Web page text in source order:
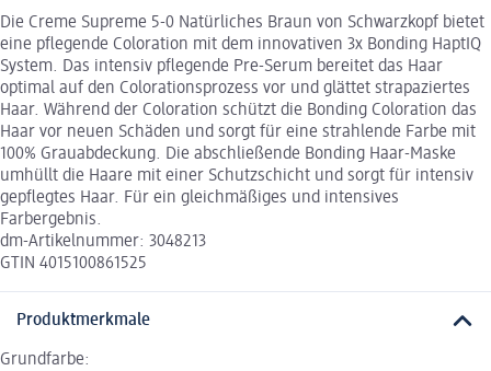
Die Creme Supreme 5-0 Natürliches Braun von Schwarzkopf bietet
eine pflegende Coloration mit dem innovativen 3x Bonding HaptIQ
System. Das intensiv pflegende Pre-Serum bereitet das Haar
optimal auf den Colorationsprozess vor und glättet strapaziertes
Haar. Während der Coloration schützt die Bonding Coloration das
Haar vor neuen Schäden und sorgt für eine strahlende Farbe mit
100% Grauabdeckung. Die abschließende Bonding Haar-Maske
umhüllt die Haare mit einer Schutzschicht und sorgt für intensiv
gepflegtes Haar. Für ein gleichmäßiges und intensives
Farbergebnis.
dm-Artikelnummer: 3048213
GTIN 4015100861525
Produktmerkmale
Grundfarbe: